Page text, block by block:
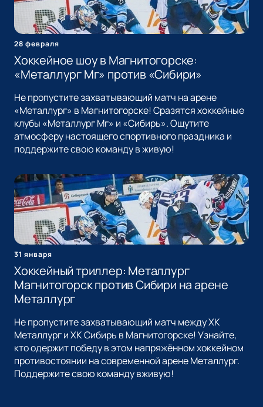
28 февраля
Хоккейное шоу в Магнитогорске:
«Металлург Мг» против «Сибири»
Не пропустите захватывающий матч на арене
«Металлург» в Магнитогорске! Сразятся хоккейные
клубы «Металлург Мг» и «Сибирь». Ощутите
атмосферу настоящего спортивного праздника и
поддержите свою команду в живую!
31 января
Хоккейный триллер: Металлург
Магнитогорск против Сибири на арене
Металлург
Не пропустите захватывающий матч между ХК
Металлург и ХК Сибирь в Магнитогорске! Узнайте,
кто одержит победу в этом напряжённом хоккейном
противостоянии на современной арене Металлург.
Поддержите свою команду вживую!